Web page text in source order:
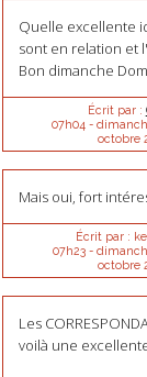
Quelle excellente
sont en relation et
Bon dimanche
Écrit par :
07h04 -
octobre
Mais oui, fort
Écrit par :
07h23-
octobre
Les
voilà une